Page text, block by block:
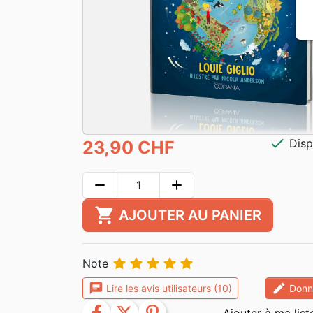
23,90 CHF check
remove add
shopping_cart AJOUTER AU PANIER
Note     
chat Lire les avis utilisateurs (10) edit